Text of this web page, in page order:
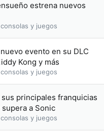
estrena nuevos
y juegos
evento en su DLC
Kong y más
y juegos
principales franquicias
a Sonic
y juegos